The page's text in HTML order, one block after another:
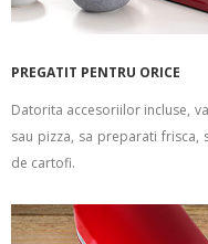
PREGATIT PENTRU ORICE
Datorita accesoriilor incluse,
sau pizza, sa preparati
de cartofi.